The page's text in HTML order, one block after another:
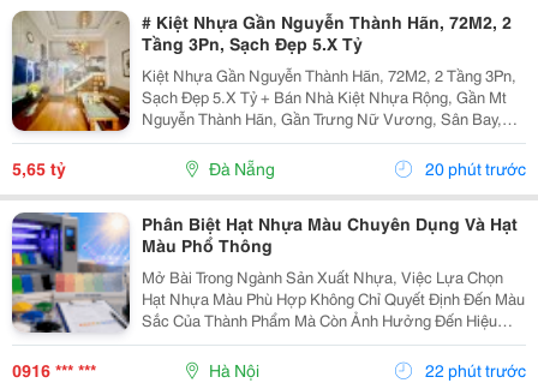
# Kiệt Nhựa Gần Nguyễn Thành Hãn, 72M2, 2
Tầng 3Pn, Sạch Đẹp 5.X Tỷ
Kiệt Nhựa Gần Nguyễn Thành Hãn, 72M2, 2 Tầng 3Pn,
Sạch Đẹp 5.X Tỷ + Bán Nhà Kiệt Nhựa Rộng, Gần Mt
Nguyễn Thành Hãn, Gần Trưng Nữ Vương, Sân Bay,
Nguyễn Hữu Thọ&Hellip;Kiệt Trước Nhà Đổ Nhựa 4.5M
+ Dt 72M2, 2 Tầng Sạch Đẹp, 3Pn 3Wc, P Thờ, Sân...
5,65 tỷ Đà Nẵng 20 phút trước
Phân Biệt Hạt Nhựa Màu Chuyên Dụng Và Hạt
Màu Phổ Thông
Mở Bài Trong Ngành Sản Xuất Nhựa, Việc Lựa Chọn
Hạt Nhựa Màu Phù Hợp Không Chỉ Quyết Định Đến Màu
Sắc Của Thành Phẩm Mà Còn Ảnh Hưởng Đến Hiệu
Quả Gia Công, Độ Ổn Định Chất Lượng Và Chi Phí Sản
Xuất. Trên Thị Trường Hiện Nay, Hạt Nhựa Màu Được
0916 *** *** Hà Nội 22 phút trước